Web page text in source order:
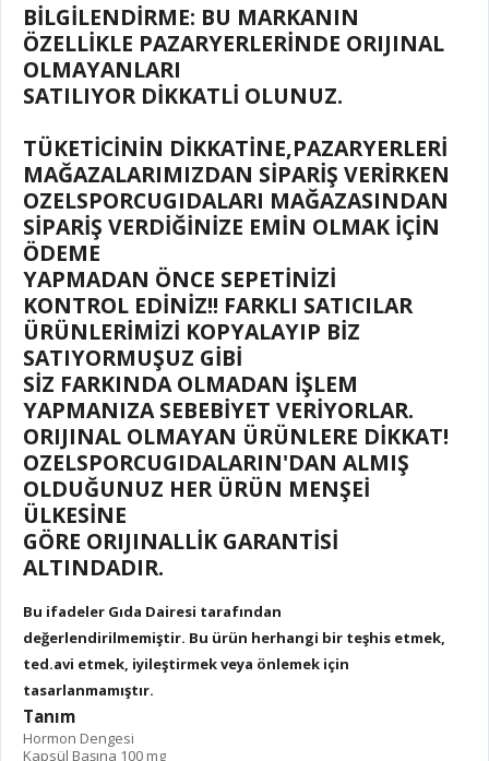
BİLGİLENDİRME: BU MARKANIN
ÖZELLİKLE PAZARYERLERİNDE ORIJINAL
OLMAYANLARI
SATILIYOR DİKKATLİ OLUNUZ.
TÜKETİCİNİN DİKKATİNE,PAZARYERLERİ
MAĞAZALARIMIZDAN SİPARİŞ VERİRKEN
OZELSPORCUGIDALARI MAĞAZASINDAN
SİPARİŞ VERDİĞİNİZE EMİN OLMAK İÇİN
ÖDEME
YAPMADAN ÖNCE SEPETİNİZİ
KONTROL EDİNİZ!! FARKLI SATICILAR
ÜRÜNLERİMİZİ KOPYALAYIP BİZ
SATIYORMUŞUZ GİBİ
SİZ FARKINDA OLMADAN İŞLEM
YAPMANIZA SEBEBİYET VERİYORLAR.
ORIJINAL OLMAYAN ÜRÜNLERE DİKKAT!
OZELSPORCUGIDALARIN'DAN ALMIŞ
OLDUĞUNUZ HER ÜRÜN MENŞEİ
ÜLKESİNE
GÖRE ORIJINALLİK GARANTİSİ
ALTINDADIR.
Bu ifadeler Gıda Dairesi tarafından
değerlendirilmemiştir. Bu ürün herhangi bir teşhis etmek,
ted.avi etmek, iyileştirmek veya önlemek için
tasarlanmamıştır.
Tanım
Hormon Dengesi
Kapsül Başına 100 mg